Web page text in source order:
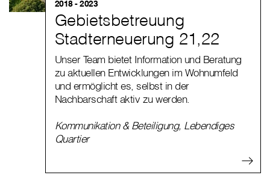
2018 - 2023
Gebietsbetreuung
Stadterneuerung 21,22
Unser Team bietet Information und Beratung
zu aktuellen Entwicklungen im Wohnumfeld
und ermöglicht es, selbst in der
Nachbarschaft aktiv zu werden.
Kommunikation & Beteiligung, Lebendiges
Quartier